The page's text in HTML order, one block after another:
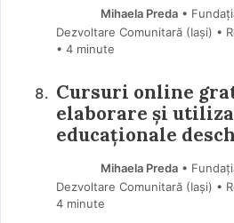
Mihaela Preda•
Dezvoltare Comunitară (Iaşi) •
• 4 minute
Cursuri online
elaborare și
educaționale
Mihaela Preda•
Dezvoltare Comunitară (Iaşi) •
4 minute